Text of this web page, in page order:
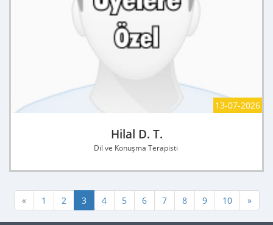
13-07-2026
Hilal D. T.
Dil ve Konuşma Terapisti
« 1 2 3 4 5 6 7 8 9 10 »